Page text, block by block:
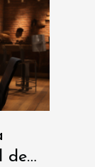
de